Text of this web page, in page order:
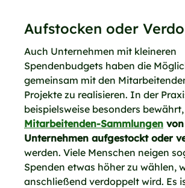
Aufstocken oder
Auch Unternehmen mit kleineren
Spendenbudgets haben die
gemeinsam mit den
Projekte zu realisieren. In der
beispielsweise besonders
Mitarbeitenden-Sammlungen
Unternehmen aufgestockt oder
werden. Viele Menschen neigen
Spenden etwas höher zu wählen,
anschließend verdoppelt wird. Es